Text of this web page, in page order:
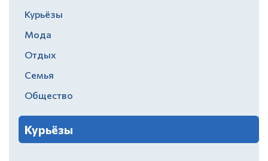
Курьёзы
Мода
Отдых
Семья
Общество
Курьёзы